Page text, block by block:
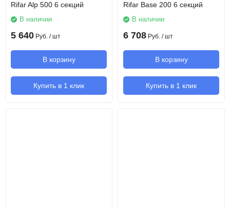
Rifar Alp 500 6 секций
В наличии
5 640 Руб. / шт
В корзину
Купить в 1 клик
Rifar Base 200 6 секций
В наличии
6 708 Руб. / шт
В корзину
Купить в 1 клик